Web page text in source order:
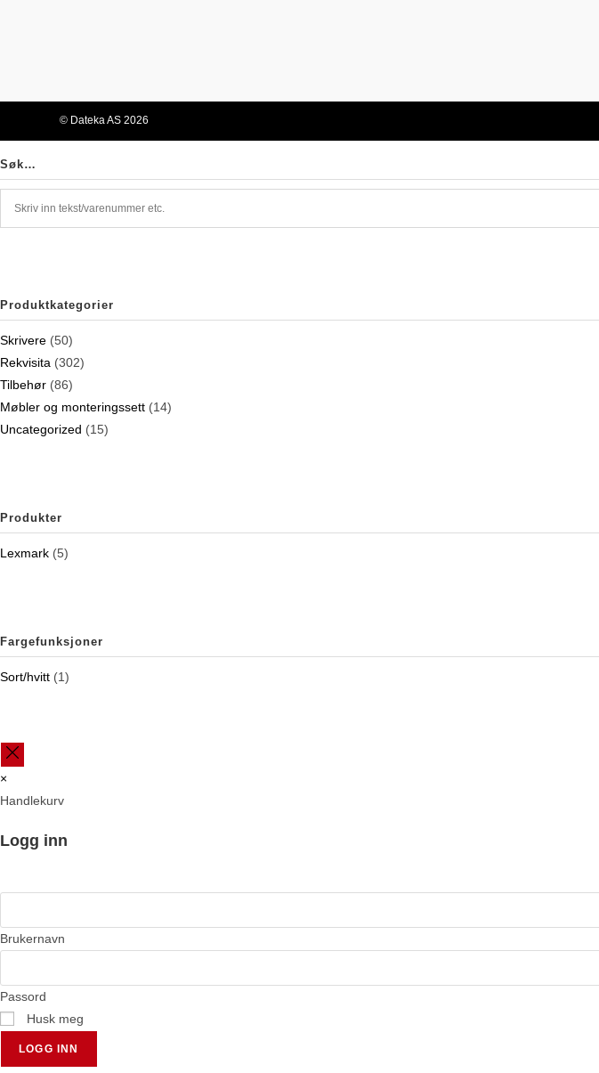
© Dateka AS 2026
Søk…
Produktkategorier
Skrivere (50)
Rekvisita (302)
Tilbehør (86)
Møbler og monteringssett (14)
Uncategorized (15)
Produkter
Lexmark (5)
Fargefunksjoner
Sort/hvitt (1)
×
Handlekurv
Logg inn
Brukernavn
Passord
Husk meg
LOGG INN